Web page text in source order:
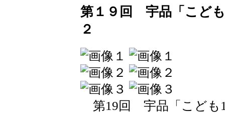
第１９回 宇品「こど
２
第19回 宇品「こども